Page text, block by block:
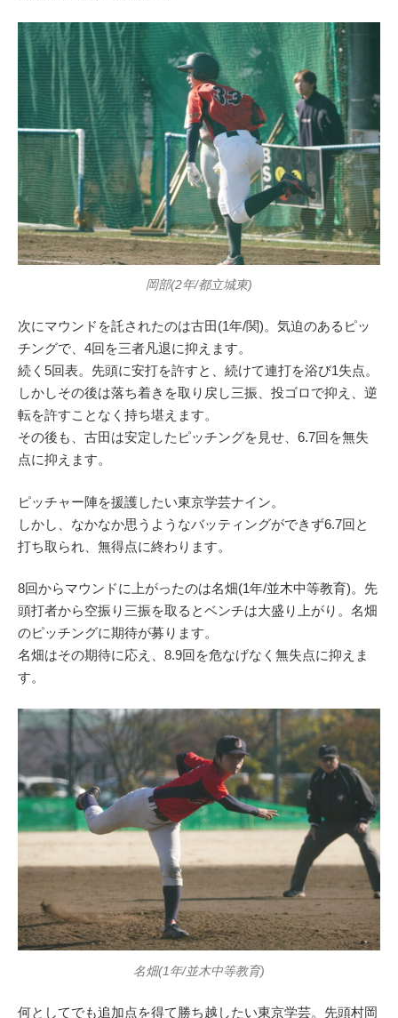
岡部(2年/都立城東)
次にマウンドを託されたのは古田(1年/関)。気迫のあるピッ
チングで、4回を三者凡退に抑えます。
続く5回表。先頭に安打を許すと、続けて連打を浴び1失点。
しかしその後は落ち着きを取り戻し三振、投ゴロで抑え、逆
転を許すことなく持ち堪えます。
その後も、古田は安定したピッチングを見せ、6.7回を無失
点に抑えます。
ピッチャー陣を援護したい東京学芸ナイン。
しかし、なかなか思うようなバッティングができず6.7回と
打ち取られ、無得点に終わります。
8回からマウンドに上がったのは名畑(1年/並木中等教育)。先
頭打者から空振り三振を取るとベンチは大盛り上がり。名畑
のピッチングに期待が募ります。
名畑はその期待に応え、8.9回を危なげなく無失点に抑えま
す。
名畑(1年/並木中等教育)
何としてでも追加点を得て勝ち越したい東京学芸。先頭村岡